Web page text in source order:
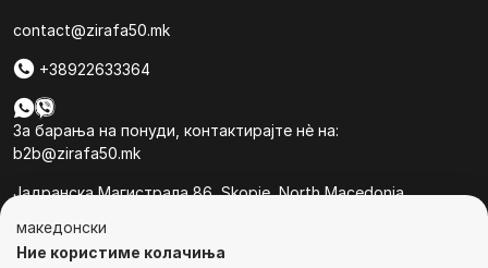
contact@zirafa50.mk
+38922633364
За барања на понуди, контактирајте нѐ на:
b2b@zirafa50.mk
Jадранска Магистрала 86, Skopje, North Macedonia
македонски
Ние користиме колачиња